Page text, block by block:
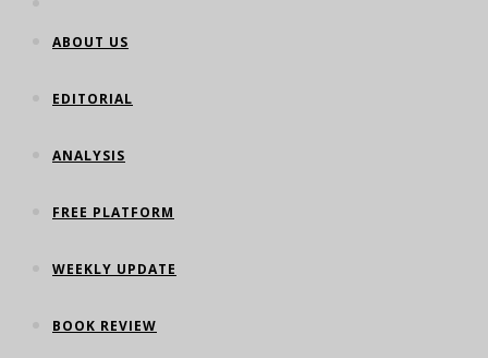
ABOUT US
EDITORIAL
ANALYSIS
FREE PLATFORM
WEEKLY UPDATE
BOOK REVIEW